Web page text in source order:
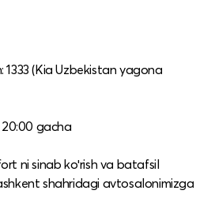
(Kia Uzbekistan yagona
gacha
ni sinab koʻrish va batafsil
shahridagi avtosalonimizga